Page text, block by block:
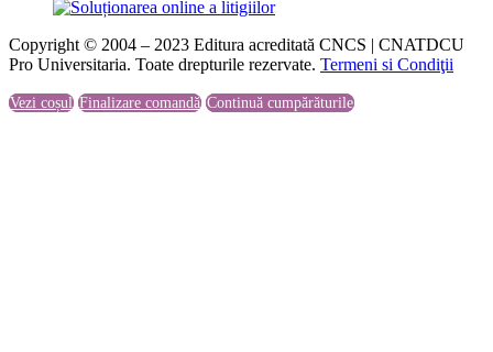
Copyright © 2004 – 2023 Editura acreditată CNCS | CNATDCU
Pro Universitaria. Toate drepturile rezervate. Termeni si Condiţii
Vezi coșul Finalizare comandă Continuă cumpărăturile